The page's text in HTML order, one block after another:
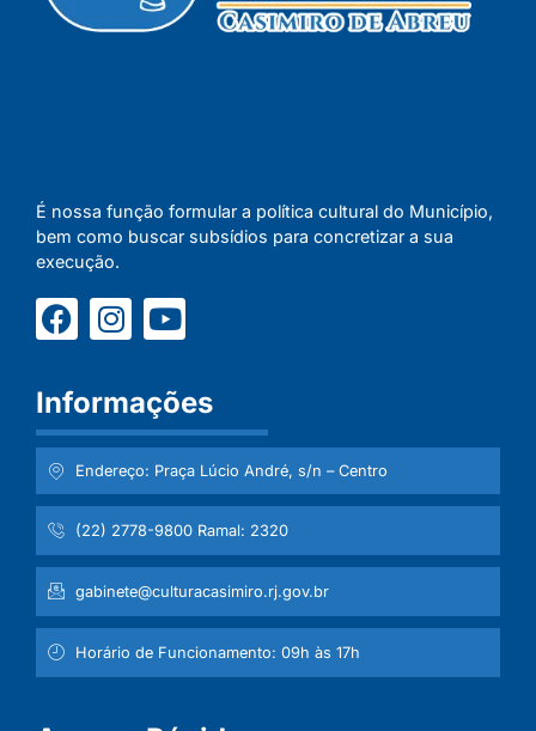
É nossa função formular a política cultural do Município,
bem como buscar subsídios para concretizar a sua
execução.
Informações
Endereço: Praça Lúcio André, s/n – Centro
(22) 2778-9800 Ramal: 2320
gabinete@culturacasimiro.rj.gov.br
Horário de Funcionamento: 09h às 17h